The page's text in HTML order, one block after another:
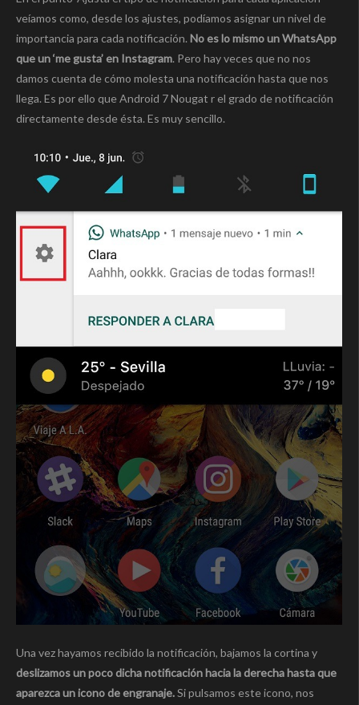
veíamos como, desde los ajustes, podíamos asignar un nivel de
importancia para cada notificación. No es lo mismo un WhatsApp
que un ‘me gusta’ en Instagram. Pero hay veces que no nos
damos cuenta de cómo molesta una notificación hasta que nos
llega. Es por ello que Android 7 Nougat r el grado de notificación
directamente desde ésta. Es muy sencillo.
Una vez hayamos recibido la notificación, bajamos la cortina y
deslizamos un poco dicha notificación hacia la derecha hasta que
aparezca un icono de engranaje.Si pulsamos este icono, nos